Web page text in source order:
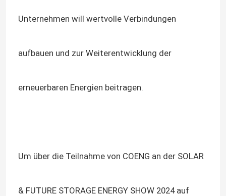
Unternehmen will wertvolle Verbindungen
aufbauen und zur Weiterentwicklung der
erneuerbaren Energien beitragen.
Um über die Teilnahme von COENG an der SOLAR
& FUTURE STORAGE ENERGY SHOW 2024 auf